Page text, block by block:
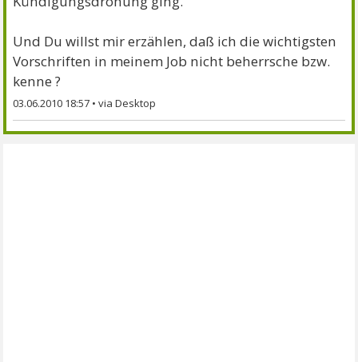
Und Du willst mir erzählen, daß ich die wichtigsten
Vorschriften in meinem Job nicht beherrsche bzw.
kenne ?
03.06.2010 18:57 •